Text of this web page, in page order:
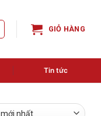
GIỎ HÀNG
Tin tức